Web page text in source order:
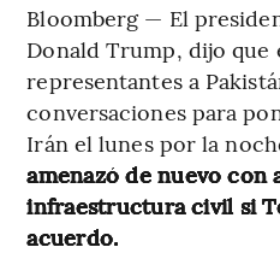
Bloomberg — El
Donald Trump, dijo que
representantes a
conversaciones para
Irán el lunes por la
amenazó de nuevo con
infraestructura civil si
acuerdo.